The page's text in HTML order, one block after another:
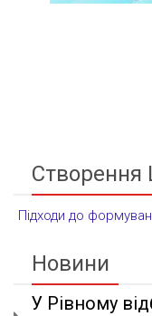
Створення
Підходи до
Новини
У Рівному